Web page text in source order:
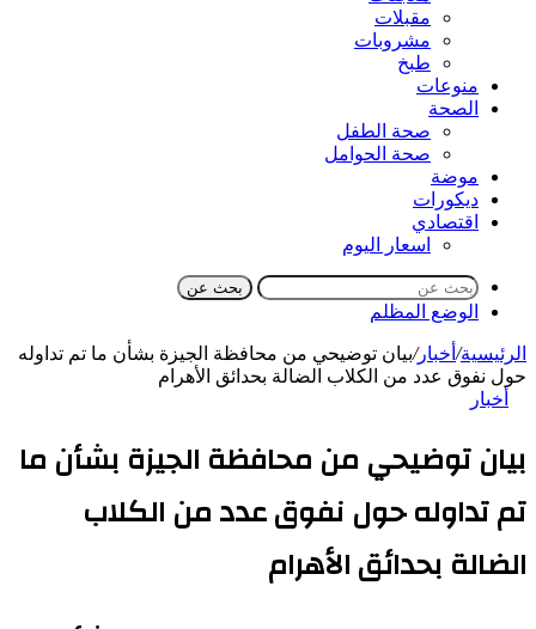
مقبلات
مشروبات
طبخ
منوعات
الصحة
صحة الطفل
صحة الحوامل
موضة
ديكورات
اقتصادي
اسعار اليوم
بحث عن
الوضع المظلم
الرئيسية/ أخبار/بيان توضيحي من محافظة الجيزة بشأن ما تم تداوله
حول نفوق عدد من الكلاب الضالة بحدائق الأهرام
أخبار
بيان توضيحي من محافظة الجيزة بشأن ما
تم تداوله حول نفوق عدد من الكلاب
الضالة بحدائق الأهرام